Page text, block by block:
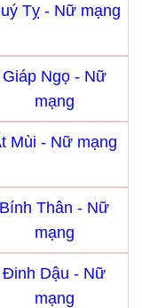
Tỵ - Nữ mạng
Giáp Ngọ - Nữ
mạng
Mùi - Nữ mạng
Bính Thân - Nữ
mạng
Đinh Dậu - Nữ
mạng